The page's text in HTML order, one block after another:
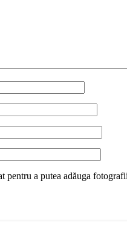
pentru a putea adăuga